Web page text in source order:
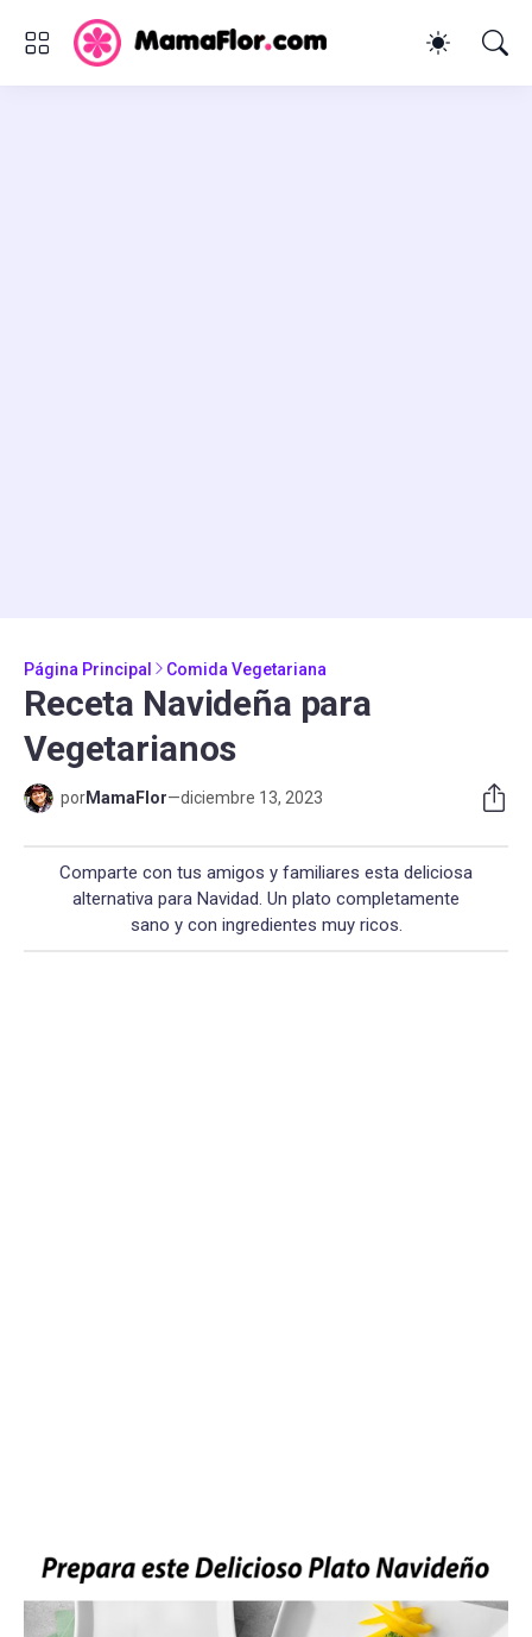
Página Principal Comida Vegetariana
Receta Navideña para
Vegetarianos
porMamaFlor—diciembre 13, 2023
Comparte con tus amigos y familiares esta deliciosa
alternativa para Navidad. Un plato completamente
sano y con ingredientes muy ricos.